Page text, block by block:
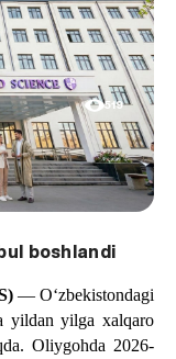
519
boshlandi
— Oʻzbekistondagi
yildan yilga xalqaro
Oliygohda 2026-